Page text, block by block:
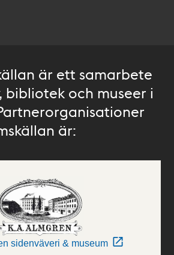
är ett samarbete
bibliotek och museer i
är:
sidenväveri & museum